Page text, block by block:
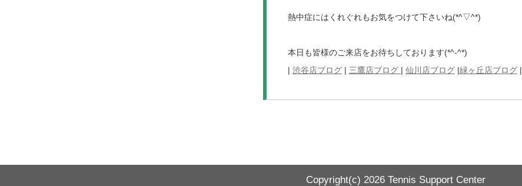
熱中症にはくれぐれもお気をつけて下さいね(*^▽^*)
本日も皆様のご来店をお待ちしております(*^-^*)
| 渋谷店ブログ| 三鷹店ブログ | 仙川店ブログ|緑ヶ丘店ブログ|
Copyright(c) 2026 Tennis Support Center